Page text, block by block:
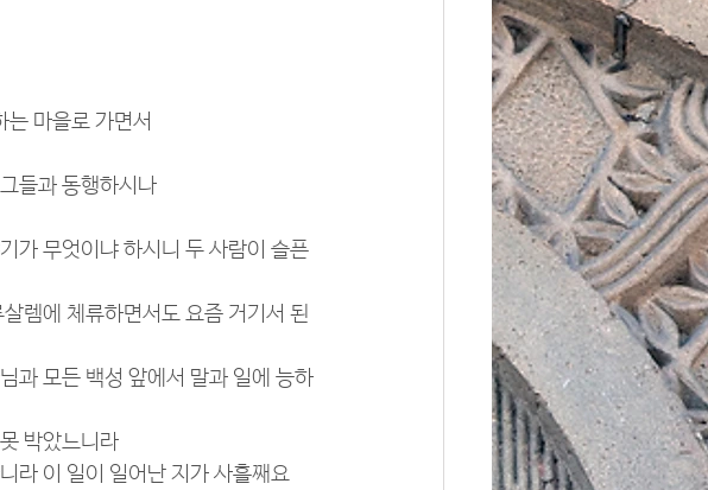
마을로 가면서
들과 동행하시나
가 무엇이냐 하시니 두 사람이 슬픈
렘에 체류하면서도 요즘 거기서 된
과 모든 백성 앞에서 말과 일에 능하
박았느니라
라 이 일이 일어난 지가 사흘째요